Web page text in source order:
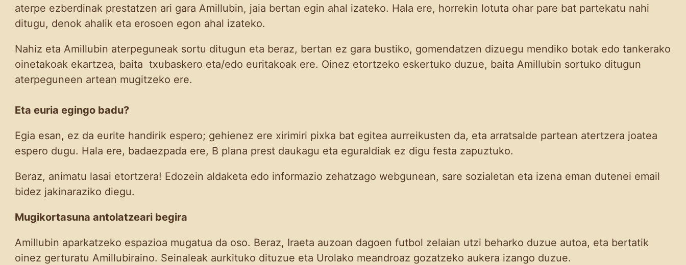
aterpe ezberdinak prestatzen ari gara Amillubin, jaia bertan egin ahal izateko. Hala ere, horrekin lotuta ohar pare bat partekatu nahi
ditugu, denok ahalik eta erosoen egon ahal izateko.
Nahiz eta Amillubin aterpeguneak sortu ditugun eta beraz, bertan ez gara bustiko, gomendatzen dizuegu mendiko botak edo tankerako
oinetakoak ekartzea, baita txubaskero eta/edo euritakoak ere. Oinez etortzeko eskertuko duzue, baita Amillubin sortuko ditugun
aterpeguneen artean mugitzeko ere.
Eta euria egingo badu?
Egia esan, ez da eurite handirik espero; gehienez ere xirimiri pixka bat egitea aurreikusten da, eta arratsalde partean atertzera joatea
espero dugu. Hala ere, badaezpada ere, B plana prest daukagu eta eguraldiak ez digu festa zapuztuko.
Beraz, animatu lasai etortzera! Edozein aldaketa edo informazio zehatzago webgunean, sare sozialetan eta izena eman dutenei email
bidez jakinaraziko diegu.
Mugikortasuna antolatzeari begira
Amillubin aparkatzeko espazioa mugatua da oso. Beraz, Iraeta auzoan dagoen futbol zelaian utzi beharko duzue autoa, eta bertatik
oinez gerturatu Amillubiraino. Seinaleak aurkituko dituzue eta Urolako meandroaz gozatzeko aukera izango duzue.